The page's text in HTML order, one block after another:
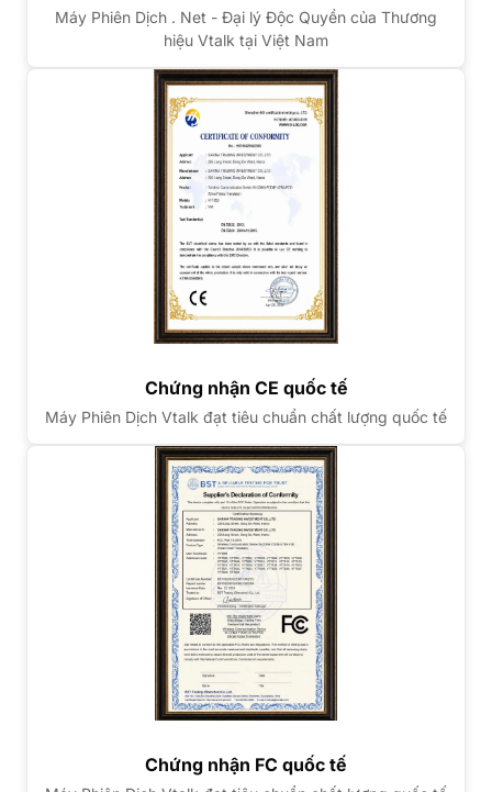
Máy Phiên Dịch . Net - Đại lý Độc Quyền của Thương
hiệu Vtalk tại Việt Nam
Chứng nhận CE quốc tế
Máy Phiên Dịch Vtalk đạt tiêu chuẩn chất lượng quốc tế
Chứng nhận FC quốc tế